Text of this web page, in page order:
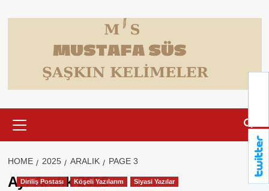
to
Menu
HOME 2025 ARALIK PAGE 3
Ay:Aralık 2025
Diriliş Postası Köşeli Yazılarım Siyasi Yazılar